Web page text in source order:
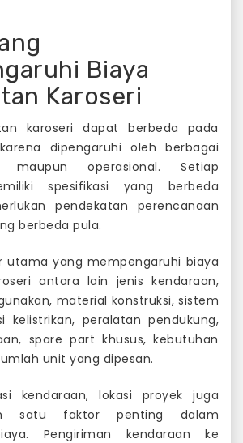
Biaya
Karoseri
karoseri dapat berbeda pada
dipengaruhi oleh berbagai
operasional. Setiap
spesifikasi yang berbeda
pendekatan perencanaan
berbeda pula.
utama yang mempengaruhi biaya
antara lain jenis kendaraan,
material konstruksi, sistem
kelistrikan, peralatan pendukung,
spare part khusus, kebutuhan
unit yang dipesan.
kendaraan, lokasi proyek juga
satu faktor penting dalam
Pengiriman kendaraan ke